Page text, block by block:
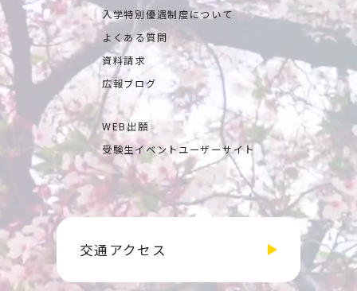
入学特別優遇制度について
よくある質問
資料請求
広報ブログ
WEB出願
受験生イベントユーザーサイト
交通アクセス